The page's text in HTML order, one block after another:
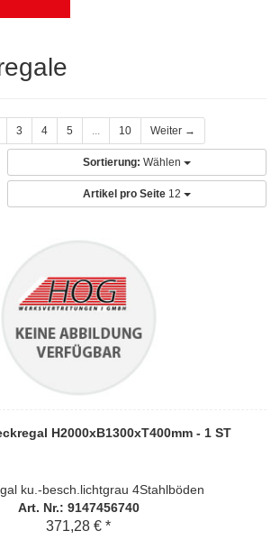
3 4 5 ... 10 Weiter →
Sortierung: Wählen
Artikel pro Seite 12
H2000xB1300xT400mm - 1 ST
ku.-besch.lichtgrau 4Stahlböden
Art. Nr.: 9147456740
371,28 € *